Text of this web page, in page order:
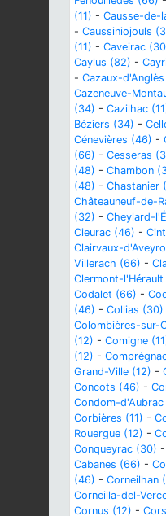
(11) - Causse-de-
- Caussiniojouls
(11) - Caveirac
Caylus (82) -
- Cazaux-
Cazeneuve-
(34) - Cazilhac
Béziers (34) -
Cénevières (46) -
(66) - Cesseras
(48) - Chambon
(48) - Chastanier
Châteauneuf-de-
(32) - Cheylard-
Cieurac (46) -
Clairvaux-
Villerach (66) -
Clermont-
Codalet (66) -
(46) - Collias (30)
Colombières-sur-
(12) - Comigne
(12) -
Grand-Ville (12) -
Concots (46) -
Condom-d'Aubrac
Corbières (11) -
Rouergue (12) -
Conqueyrac (30) -
Cabanes (66) -
(46) - Corneilhan
Corneilla-del-
Cornus (12) -